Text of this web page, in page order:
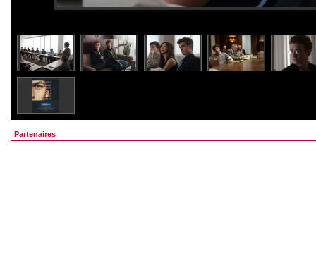
Partenaires